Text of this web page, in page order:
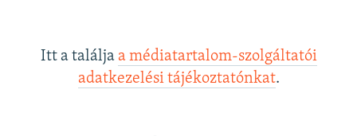
Itt a találja a médiatartalom-szolgáltatói
adatkezelési tájékoztatónkat.